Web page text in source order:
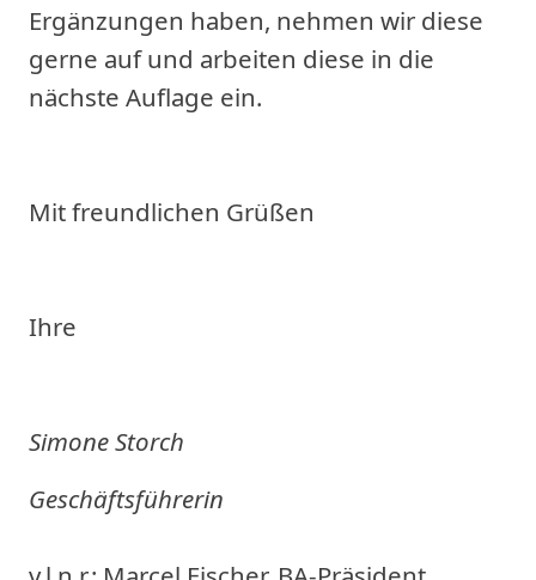
Ergänzungen haben, nehmen wir diese
gerne auf und arbeiten diese in die
nächste Auflage ein.
Mit freundlichen Grüßen
Ihre
Simone Storch
Geschäftsführerin